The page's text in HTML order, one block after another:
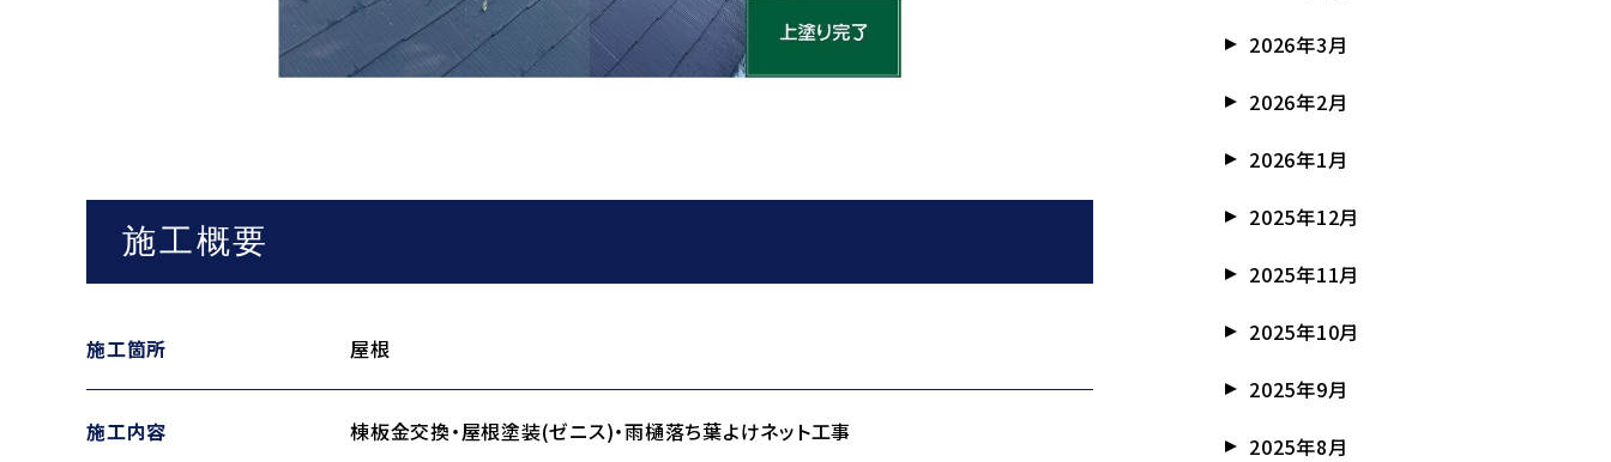
施工概要
施工箇所 屋根
施工内容 棟板金交換・屋根塗装(ゼニス)・雨樋落ち葉よけネット工事
2026年3月
2026年2月
2026年1月
2025年12月
2025年11月
2025年10月
2025年9月
2025年8月